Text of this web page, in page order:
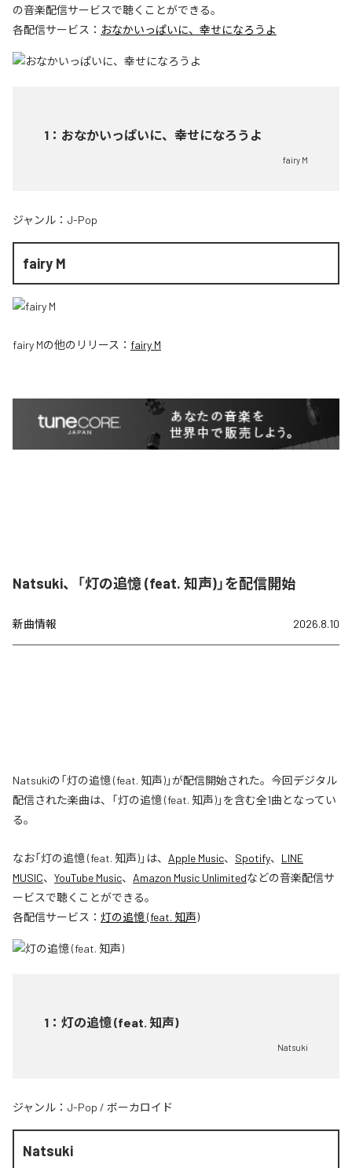
の音楽配信サービスで聴くことができる。
各配信サービス： おなかいっぱいに、幸せになろうよ
1 ： おなかいっぱいに、幸せになろうよ
fairy M
ジャンル： J-Pop
fairy M
fairy Mの他のリリース： fairy M
Natsuki、「灯の追憶 (feat. 知声)」を配信開始
新曲情報 2026.8.10
Natsukiの「灯の追憶 (feat. 知声)」が配信開始された。今回デジタル
配信された楽曲は、「灯の追憶 (feat. 知声)」を含む全1曲となってい
る。
なお「灯の追憶 (feat. 知声)」は、 Apple Music、 Spotify、 LINE
MUSIC、 YouTube Music、 Amazon Music Unlimitedなどの音楽配信サ
ービスで聴くことができる。
各配信サービス： 灯の追憶 (feat. 知声)
1 ： 灯の追憶 (feat. 知声)
Natsuki
ジャンル： J-Pop / ボーカロイド
Natsuki